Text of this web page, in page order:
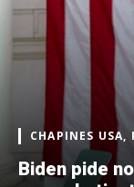
CHAPINES USA,
Biden pide